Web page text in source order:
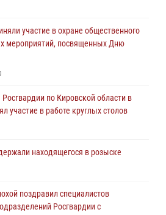
участие в охране общественного
мероприятий, посвященных Дню
по Кировской области в
участие в работе круглых столов
находящегося в розыске
поздравил специалистов
Росгвардии с